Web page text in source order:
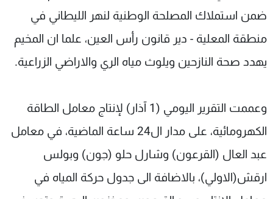
ضمن استملاك المصلحة الوطنية لنهر الليطاني في
منطقة المعلية - دير قانون رأس العين، علما ان المخيم
يهدد صحة النازحين ويلوث مياه الري والاراضي الزراعية.
وعممت التقرير اليومي (1 آذار) لإنتاج معامل الطاقة
الكهرومائية، على مدار ال24 ساعة الماضية، في معامل
عبد العال (القرعون) وشارل حلو (جون) وبولس
ارقش(الاولي)، بالاضافة الى جدول حركة المياه في